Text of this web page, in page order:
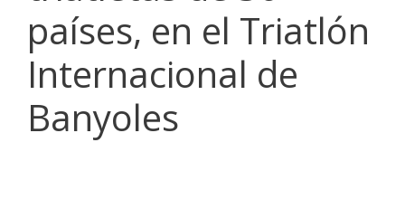
países, en el Triatlón
Internacional de
Banyoles